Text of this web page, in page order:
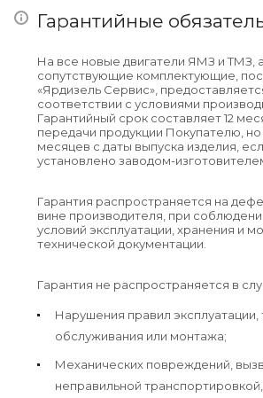
Гарантийные
На все новые двигатели ЯМЗ и ТМЗ,
сопутствующие комплектующие,
«Ярдизель Сервис»,
соответствии с условиями
Гарантийный срок составляет 12
передачи продукции Покупателю, но
месяцев с даты выпуска изделия,
установлено заводом-
Гарантия распространяется на
вине производителя, при
условий эксплуатации, хранения и
технической документации.
Гарантия не распространяется в
Нарушения правил эксплуатации,
обслуживания или монтажа;
Механических повреждений,
неправильной